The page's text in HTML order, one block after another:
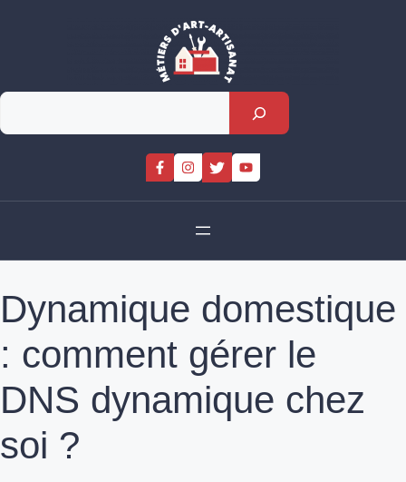
Rechercher
Dynamique domestique
: comment gérer le
DNS dynamique chez
soi ?